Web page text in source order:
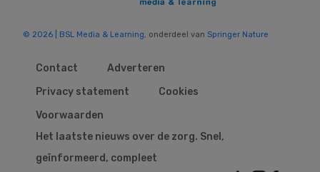
© 2026 | BSL Media & Learning, onderdeel van Springer Nature
Contact
Adverteren
Privacy statement
Cookies
Voorwaarden
Het laatste nieuws over de zorg. Snel,
geïnformeerd, compleet